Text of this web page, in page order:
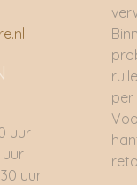
uur
uur
uur
per